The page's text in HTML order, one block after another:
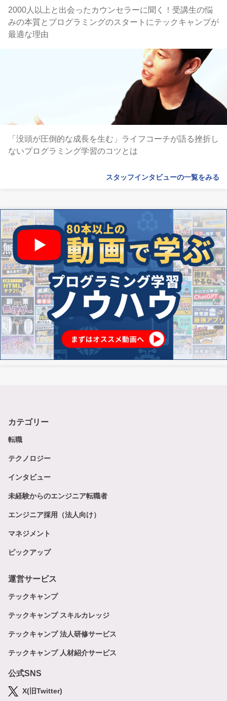
2000人以上と出会ったカウンセラーに聞く！受講生の悩
みの本質とプログラミングのスタートにテックキャンプが
最適な理由
「没頭が圧倒的な成長を生む」ライフコーチが語る挫折し
ないプログラミング学習のコツとは
スタッフインタビューの一覧をみる
カテゴリー
転職
テクノロジー
インタビュー
未経験からのエンジニア転職者
エンジニア採用（法人向け）
マネジメント
ピックアップ
運営サービス
テックキャンプ
テックキャンプ スキルカレッジ
テックキャンプ 法人研修サービス
テックキャンプ 人材紹介サービス
公式SNS
X(旧Twitter)